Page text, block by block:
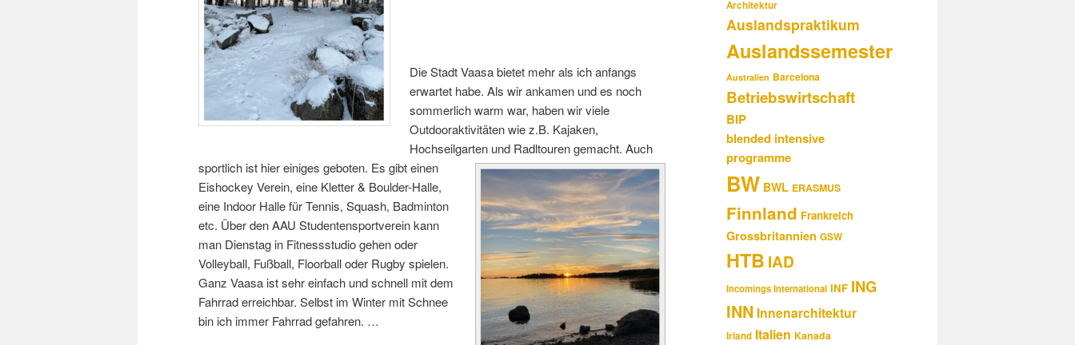
Die Stadt Vaasa bietet mehr als ich anfangs
erwartet habe. Als wir ankamen und es noch
sommerlichwarm war, haben wir viele
Outdooraktivitäten wie z.B. Kajaken,
Hochseilgarten und Radltourengemacht. Auch
sportlich ist hier einiges geboten. Es gibt einen
Eishockey Verein, eine Kletter & Boulder-Halle,
eine Indoor Hallefür Tennis, Squash, Badminton
etc. Über denAAU Studentensportverein kann
man Dienstag in Fitnessstudio gehenoder
Volleyball, Fußball, Floorballoder Rugby spielen.
Ganz Vaasa ist sehr einfach und schnell mit dem
Fahrrad erreichbar. Selbst im Winter mitSchnee
bin ich immer Fahrrad gefahren. …
Architektur
Auslandspraktikum
Auslandssemester
Australien Barcelona
Betriebswirtschaft
BIP
blended intensive
programme
BW BWL ERASMUS
Finnland Frankreich
Grossbritannien GSW
HTB IAD
Incomings International INF ING
INN Innenarchitektur
Irland Italien Kanada